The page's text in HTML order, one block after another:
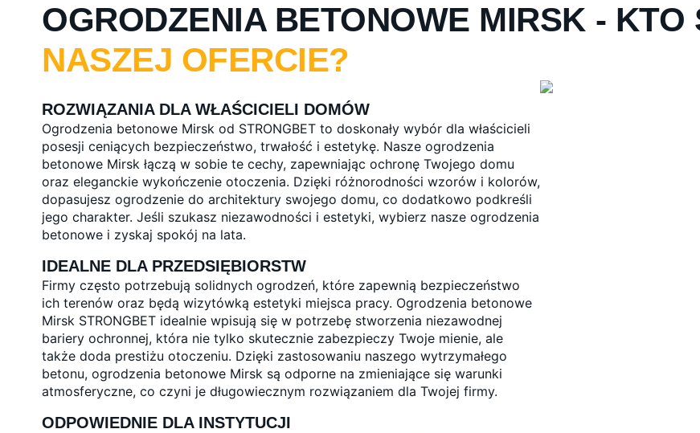
OGRODZENIA BETONOWE MIRSK - KTO
NASZEJ OFERCIE?
ROZWIĄZANIA DLA WŁAŚCICIELI DOMÓW
Ogrodzenia betonowe Mirsk od STRONGBET to doskonały wybór dla właścicieli
posesji ceniących bezpieczeństwo, trwałość i estetykę. Nasze ogrodzenia
betonowe Mirsk łączą w sobie te cechy, zapewniając ochronę Twojego domu
oraz eleganckie wykończenie otoczenia. Dzięki różnorodności wzorów i kolorów,
dopasujesz ogrodzenie do architektury swojego domu, co dodatkowo podkreśli
jego charakter. Jeśli szukasz niezawodności i estetyki, wybierz nasze ogrodzenia
betonowe i zyskaj spokój na lata.
IDEALNE DLA PRZEDSIĘBIORSTW
Firmy często potrzebują solidnych ogrodzeń, które zapewnią bezpieczeństwo
ich terenów oraz będą wizytówką estetyki miejsca pracy. Ogrodzenia betonowe
Mirsk STRONGBET idealnie wpisują się w potrzebę stworzenia niezawodnej
bariery ochronnej, która nie tylko skutecznie zabezpieczy Twoje mienie, ale
także doda prestiżu otoczeniu. Dzięki zastosowaniu naszego wytrzymałego
betonu, ogrodzenia betonowe Mirsk są odporne na zmieniające się warunki
atmosferyczne, co czyni je długowiecznym rozwiązaniem dla Twojej firmy.
ODPOWIEDNIE DLA INSTYTUCJI